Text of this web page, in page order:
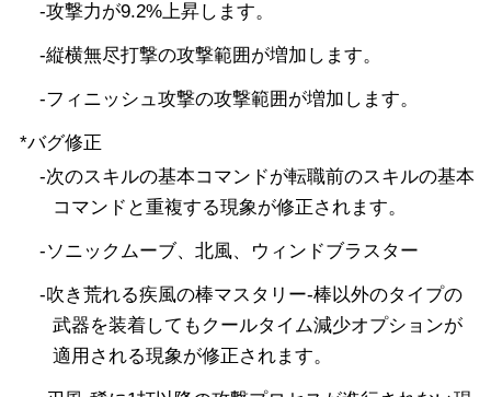
-攻撃力が9.2%上昇します。
-縦横無尽打撃の攻撃範囲が増加します。
-フィニッシュ攻撃の攻撃範囲が増加します。
*バグ修正
-次のスキルの基本コマンドが転職前のスキルの基本
コマンドと重複する現象が修正されます。
-ソニックムーブ、北風、ウィンドブラスター
-吹き荒れる疾風の棒マスタリー-棒以外のタイプの
武器を装着してもクールタイム減少オプションが
適用される現象が修正されます。